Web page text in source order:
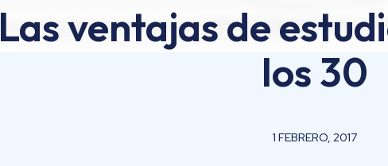
Las ventajas de
los 30
1 FEBRERO, 2017